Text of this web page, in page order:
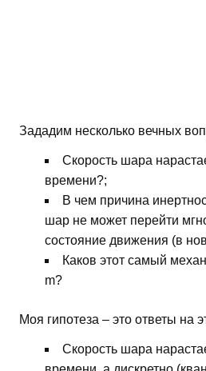
Зададим несколько вечных
Скорость шара
времени?;
В чем причина
шар не может перейти
состояние движения (в
Каков этот самый
m?
Моя гипотеза – это ответы на
Скорость шара